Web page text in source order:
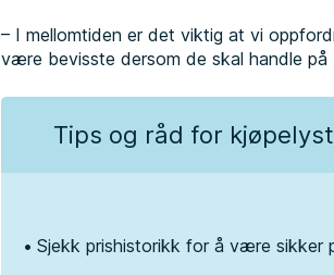
– I mellomtiden er det viktig at vi
være bevisste dersom de skal handle på
Tips og råd for
Sjekk prishistorikk for å være sikker